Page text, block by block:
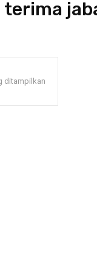
terima
ditampilkan